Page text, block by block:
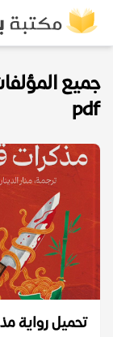
جميع
pdf
تحميل رواية